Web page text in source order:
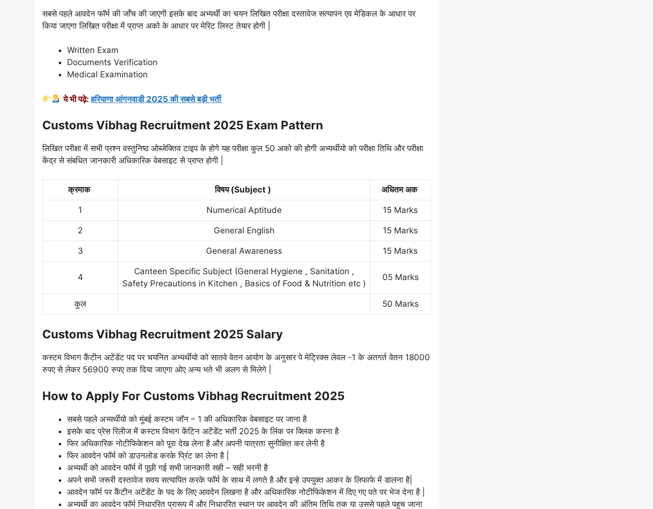
सबसे पहले आवदेन फॉर्म की जाँच की जाएगी इसके बाद अभ्यर्थी का चयन लिखित परीक्षा दस्तावेज सत्यापन एव मेडिकल के आधार पर
किया जाएगा लिखित परीक्षा में प्राप्त अको के आधार पर मेरिट लिस्ट तेयार होगी |
Written Exam
Documents Verification
Medical Examination
ये भी पढ़े: हरियाणा आंगनवाडी 2025 की सबसे बड़ी भर्ती
Customs Vibhag Recruitment 2025 Exam Pattern
लिखित परीक्षा में सभी प्रश्न वस्तुनिष्ठ ओब्जेक्तिव टाइप के होगे यह परीक्षा कुल 50 अको की होगी अभ्यर्थीयो को परीक्षा तिथि और परीक्षा
केंद्र से संबधित जानकारी अधिकारिक वेबसाइट से प्राप्त होगी |
क्रमाक विषय (Subject ) अधितम अक
1 Numerical Aptitude 15 Marks
2 General English 15 Marks
3 General Awareness 15 Marks
4
Canteen Specific Subject (General Hygiene , Sanitation ,
Safety Precautions in Kitchen , Basics of Food & Nutrition etc )
05 Marks
कुल 50 Marks
Customs Vibhag Recruitment 2025 Salary
कस्टम विभाग कैंटीन अटेंडेंट पद पर चयनित अभ्यर्थीयो को सातवे वेतन आयोग के अनुसार पे मेट्रिक्स लेवल -1 के अतगर्त वेतन 18000
रुपए से लेकर 56900 रुपए तक दिया जाएगा ओए अन्य भते भी अलग से मिलेगे |
How to Apply For Customs Vibhag Recruitment 2025
सबसे पहले अभ्यर्थीयो को मुंबई कस्टम जॉन – 1 की अधिकारिक वेबसाइट पर जाना है
इसके बाद प्रेस रिलीज में कस्टम विभाग केंटिन अटेंडेंट भर्ती 2025 के लिंक पर क्लिक करना है
फिर अधिकारिक नोटीफिकेशन को पूरा देख लेना है और अपनी पात्रता सुनीक्षित कर लेनी है
फिर आवदेन फॉर्म को डाउनलोड करके प्रिंट का लेना है |
अभ्यर्थी को आवदेन फॉर्म में पूछी गई सभी जानकारी सही – सही भरनी है
अपने सभी जरूरी दस्तावेज सवय सत्यापित करके फॉर्म के साथ में लगते है और इन्हे उपयुक्त आकर के लिफाफे में डालना है|
आवदेन फॉर्म पर कैंटीन अटेंडेंट के पद के लिए आवदेन लिखना है और अधिकारिक नोटीफिकेशन में दिए गए पते पर भेज देना है |
अभ्यर्थी का आवदेन फॉर्म निधाररित प्रारूप में और निधाररित स्थान पर आवदेन की अंतिम तिथि तक या उससे पहले पहूच जाना